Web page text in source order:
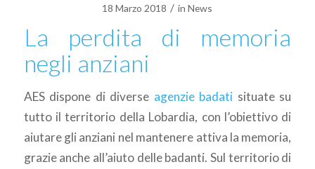
18 Marzo 2018 / inNews
La perdita di memoria
negli anziani
AES dispone di diverse agenzie badati situate su
tutto il territorio della Lobardia, con l’obiettivo di
aiutare gli anziani nel mantenere attiva la memoria,
grazie anche all’aiuto delle badanti. Sul territorio di